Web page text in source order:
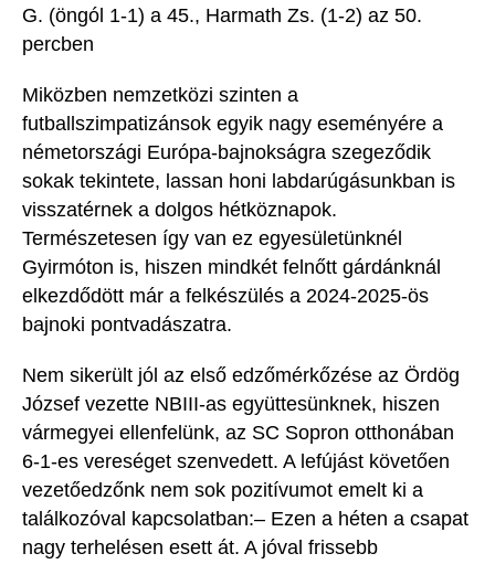
G. (öngól 1-1) a 45., Harmath Zs. (1-2) az 50.
percben
Miközben nemzetközi szinten a
futballszimpatizánsok egyik nagy eseményére a
németországi Európa-bajnokságra szegeződik
sokak tekintete, lassan honi labdarúgásunkban is
visszatérnek a dolgos hétköznapok.
Természetesen így van ez egyesületünknél
Gyirmóton is, hiszen mindkét felnőtt gárdánknál
elkezdődött már a felkészülés a 2024-2025-ös
bajnoki pontvadászatra.
Nem sikerült jól az első edzőmérkőzése az Ördög
József vezette NBIII-as együttesünknek, hiszen
vármegyei ellenfelünk, az SC Sopron otthonában
6-1-es vereséget szenvedett. A lefújást követően
vezetőedzőnk nem sok pozitívumot emelt ki a
találkozóval kapcsolatban:– Ezen a héten a csapat
nagy terhelésen esett át. A jóval frissebb